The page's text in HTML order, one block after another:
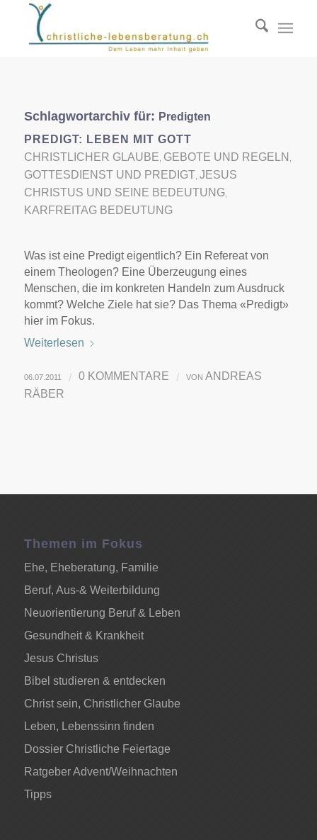
Schlagwortarchiv für: Predigten
PREDIGT: LEBEN MIT GOTT
CHRISTLICHER GLAUBE GEBOTE UND REGELN
GOTTESDIENST UND PREDIGT JESUS
CHRISTUS UND SEINE BEDEUTUNG,
KARFREITAG BEDEUTUNG
Was ist eine Predigt eigentlich? Ein Refereat von
einem Theologen? Eine Überzeugung eines
Menschen, die im konkreten Handeln zum Ausdruck
kommt? Welche Ziele hat sie? Das Thema «Predigt»
hier im Fokus.
Weiterlesen
06.07.2011 / 0 KOMMENTARE / VON ANDREAS
RÄBER
Themen im Fokus
Ehe, Eheberatung, Familie
Beruf, Aus-& Weiterbildung
Neuorientierung Beruf & Leben
Gesundheit & Krankheit
Jesus Christus
Bibel studieren & entdecken
Christ sein, Christlicher Glaube
Leben, Lebenssinn finden
Dossier Christliche Feiertage
Ratgeber Advent/Weihnachten
Tipps